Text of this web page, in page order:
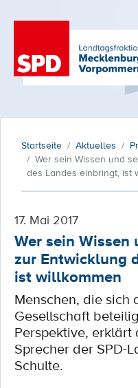
Startseite Aktuelles
Wer sein Wissen und
des Landes einbringt, ist
17. Mai 2017
Wer sein
zur Entwicklung
ist willkommen
Menschen, die sich
Gesellschaft
Perspektive,
Sprecher der SPD-
Schulte.